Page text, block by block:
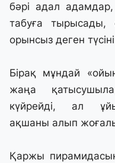
бәрі адал
табуға тырысады,
орынсыз деген
Бірақ мұндай
жаңа
күйрейді, ал
ақшаны алып
Қаржы